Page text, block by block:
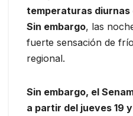
temperaturas diurnas
Sin embargo, las
fuerte sensación de
regional.
Sin embargo, el
a partir del jueves 19